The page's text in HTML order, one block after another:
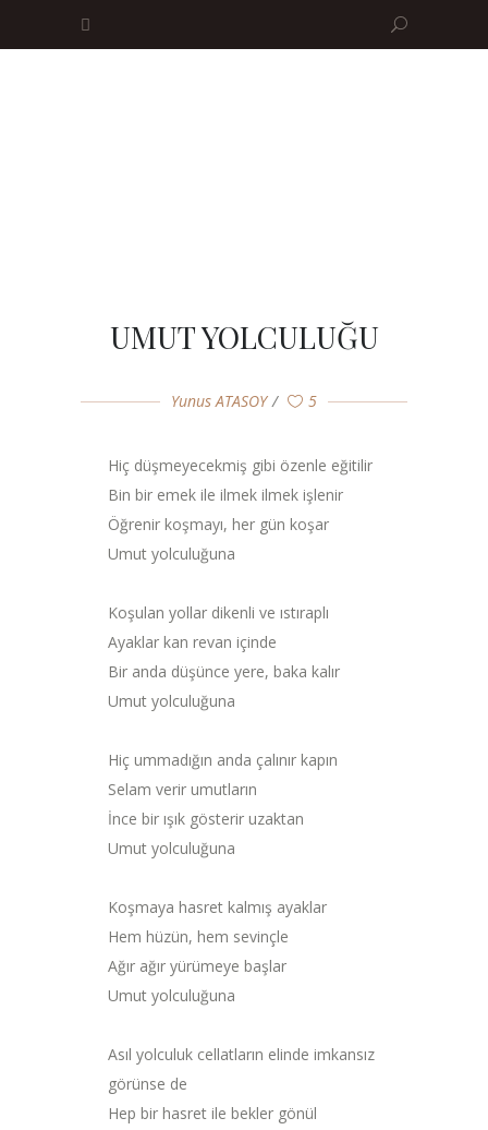
UMUT YOLCULUĞU
Yunus ATASOY 5
Hiç düşmeyecekmiş gibi özenle eğitilir
Bin bir emek ile ilmek ilmek işlenir
Öğrenir koşmayı, her gün koşar
Umut yolculuğuna
Koşulan yollar dikenli ve ıstıraplı
Ayaklar kan revan içinde
Bir anda düşünce yere, baka kalır
Umut yolculuğuna
Hiç ummadığın anda çalınır kapın
Selam verir umutların
İnce bir ışık gösterir uzaktan
Umut yolculuğuna
Koşmaya hasret kalmış ayaklar
Hem hüzün, hem sevinçle
Ağır ağır yürümeye başlar
Umut yolculuğuna
Asıl yolculuk cellatların elinde imkansız
görünse de
Hep bir hasret ile bekler gönül